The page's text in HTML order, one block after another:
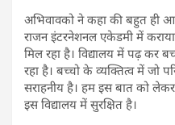
अभिवावको ने कहा की बहुत ही
राजन इंटरनेशनल एकेडमी में
मिल रहा है। विद्यालय में पढ़ कर
रहा है। बच्चो के व्यक्तित्व में जो
सराहनीय है। हम इस बात को
इस विद्यालय में सुरक्षित है।